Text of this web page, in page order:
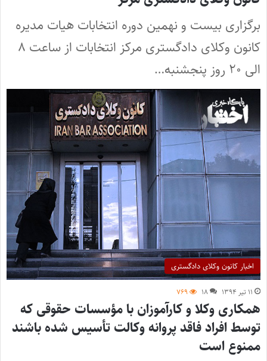
برگزاری بیست و نهمین دوره انتخابات هیات مدیره
کانون وکلای دادگستری مرکز انتخابات از ساعت ۸
الی ۲۰ روز پنجشنبه…
اخبار کانون وکلای دادگستری
۱۱ تیر ۱۳۹۴ ۱۸ ۷۶۹
همکاری وکلا و کارآموزان با مؤسسات حقوقی که
توسط افراد فاقد پروانه وکالت تأسیس شده باشند
ممنوع است